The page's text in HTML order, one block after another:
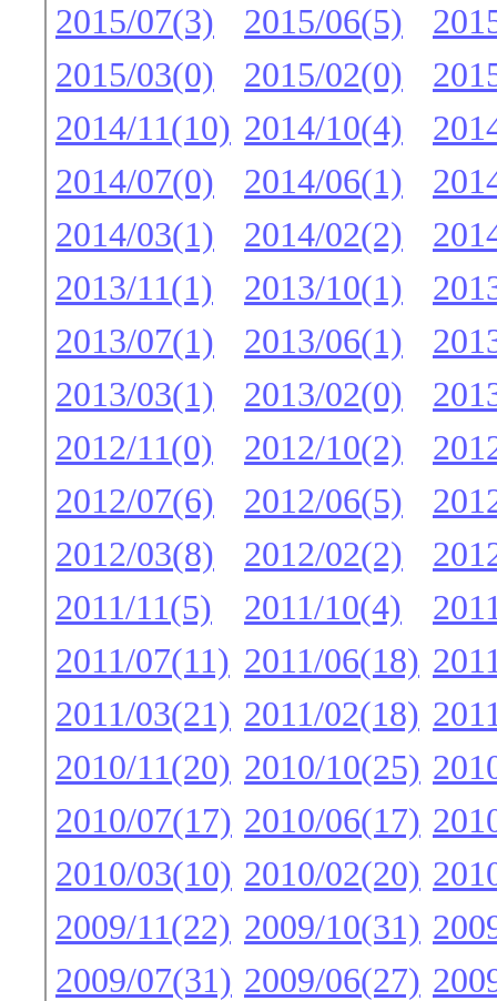
2015/07(3)
2015/06(5)
2015/03(0)
2015/02(0)
2014/11(10) 2014/10(4)
2014/07(0)
2014/06(1)
2014/03(1)
2014/02(2)
2013/11(1)
2013/10(1)
2013/07(1)
2013/06(1)
2013/03(1)
2013/02(0)
2012/11(0)
2012/10(2)
2012/07(6)
2012/06(5)
2012/03(8)
2012/02(2)
2011/11(5)
2011/10(4)
2011/07(11) 2011/06(18)
2011/03(21) 2011/02(18)
2010/11(20) 2010/10(25)
2010/07(17) 2010/06(17)
2010/03(10) 2010/02(20)
2009/11(22) 2009/10(31)
2009/07(31) 2009/06(27)